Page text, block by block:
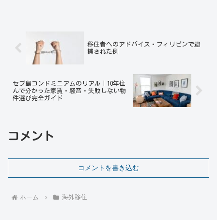
移住者へのアドバイス・フィリピンで逮
捕された例
セブ島コンドミニアムのリアル｜10年住
んで分かった家賃・騒音・失敗しない物
件選び完全ガイド
コメント
コメントを書き込む
ホーム 海外移住